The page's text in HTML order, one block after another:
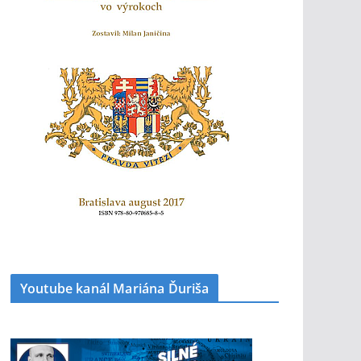
Youtube kanál Mariána Ďuriša